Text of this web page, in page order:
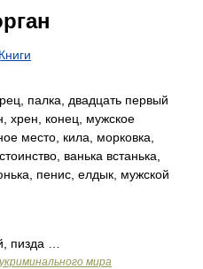
Книги
палка, двадцать первый
хрен, конец, мужское
место, кила, морковка,
ванька встанька,
пенис, елдык, мужской
пизда …
мира